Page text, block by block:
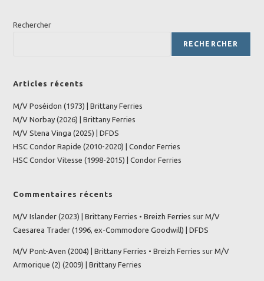
Rechercher
RECHERCHER
Articles récents
M/V Poséidon (1973) | Brittany Ferries
M/V Norbay (2026) | Brittany Ferries
M/V Stena Vinga (2025) | DFDS
HSC Condor Rapide (2010-2020) | Condor Ferries
HSC Condor Vitesse (1998-2015) | Condor Ferries
Commentaires récents
M/V Islander (2023) | Brittany Ferries • Breizh Ferries surM/V
Caesarea Trader (1996, ex-Commodore Goodwill) | DFDS
M/V Pont-Aven (2004) | Brittany Ferries • Breizh Ferries surM/V
Armorique (2) (2009) | Brittany Ferries